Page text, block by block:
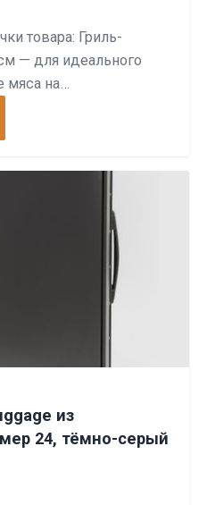
товара: Гриль-
— для идеального
мяса на…
из
24, тёмно-серый